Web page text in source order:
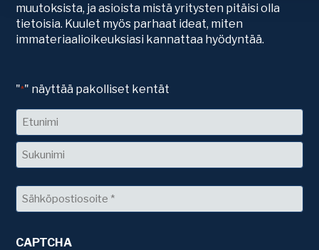
muutoksista, ja asioista mistä yritysten pitäisi olla
tietoisia. Kuulet myös parhaat ideat, miten
immateriaalioikeuksiasi kannattaa hyödyntää.
"*" näyttää pakolliset kentät
Nimi
Etunimi
Sähköposti
CAPTCHA